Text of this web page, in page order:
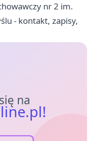
nr 2 im.
- kontakt, zapisy,
na